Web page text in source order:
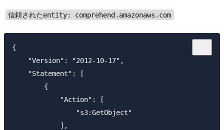
信頼されたentity: comprehend.amazonaws.com
{
    "Version": "2012-10-17",
    "Statement": [
        {
            "Action": [
                "s3:GetObject"
            ],